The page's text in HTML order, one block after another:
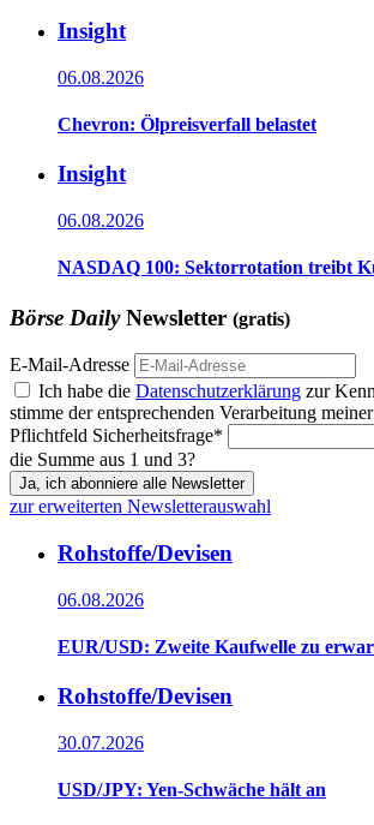
Insight
06.08.2026
Chevron: Ölpreisverfall belastet
Insight
06.08.2026
NASDAQ 100: Sektorrotation treibt
Börse DailyNewsletter (gratis)
E-Mail-Adresse
Ich habe die Datenschutzerklärung zur
stimme der entsprechenden Verarbeitung
Pflichtfeld Sicherheitsfrage*
die Summe aus 1 und 3?
Ja, ich abonniere alle Newsletter
zur erweiterten Newsletterauswahl
Rohstoffe/Devisen
06.08.2026
EUR/USD: Zweite Kaufwelle zu
Rohstoffe/Devisen
30.07.2026
USD/JPY: Yen-Schwäche hält an